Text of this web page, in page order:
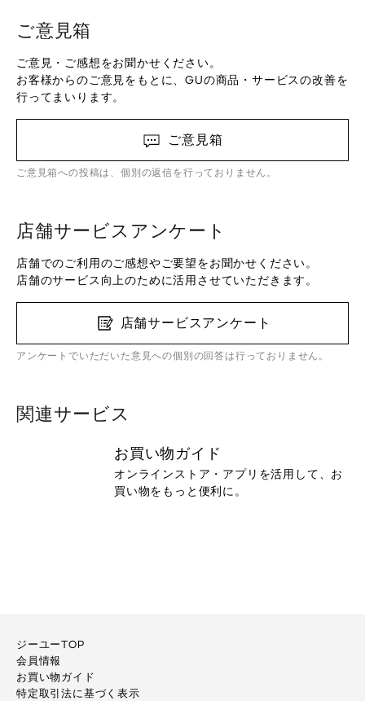
ご意見箱
ご意見・ご感想をお聞かせください。
お客様からのご意見をもとに、GUの商品・サービスの改善を
行ってまいります。
ご意見箱
ご意見箱への投稿は、個別の返信を行っておりません。
店舗サービスアンケート
店舗でのご利用のご感想やご要望をお聞かせください。
店舗のサービス向上のために活用させていただきます。
店舗サービスアンケート
アンケートでいただいた意見への個別の回答は行っておりません。
関連サービス
お買い物ガイド
オンラインストア・アプリを活用して、お
買い物をもっと便利に。
ジーユーTOP
会員情報
お買い物ガイド
特定取引法に基づく表示